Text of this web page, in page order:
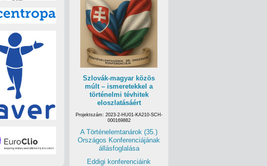
Szlovák-magyar közös
múlt – ismeretekkel a
történelmi tévhitek
eloszlatásáért
Projektszám: 2023-2-HU01-KA210-SCH-
000169882
A Történelemtanárok (35.)
Országos Konferenciájának
állásfoglalása
Eddigi konferenciáink